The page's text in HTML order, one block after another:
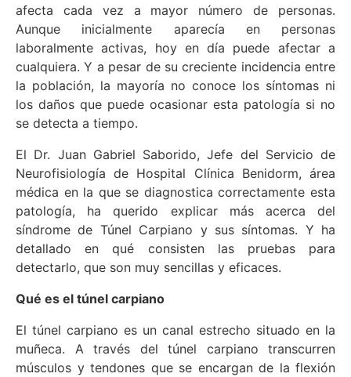
afecta cada vez a mayor número de personas.
Aunque inicialmente aparecía en personas
laboralmente activas, hoy en día puede afectar a
cualquiera. Y a pesar de su creciente incidencia entre
la población, la mayoría no conoce los síntomas ni
los daños que puede ocasionar esta patología si no
se detecta a tiempo.
El Dr. Juan Gabriel Saborido, Jefe del Servicio de
Neurofisiología de Hospital Clínica Benidorm, área
médica en la que se diagnostica correctamente esta
patología, ha querido explicar más acerca del
síndrome de Túnel Carpiano y sus síntomas. Y ha
detallado en qué consisten las pruebas para
detectarlo, que son muy sencillas y eficaces.
Qué es el túnel carpiano
El túnel carpiano es un canal estrecho situado en la
muñeca. A través del túnel carpiano transcurren
músculos y tendones que se encargan de la flexión